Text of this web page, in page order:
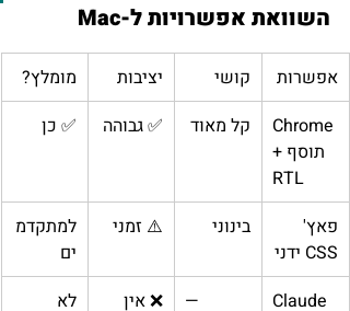
השוואת אפשרויות ל-Mac
אפשרות קושי יציבות
מומלץ?
Chrome
+ תוסף
RTL
קל מאוד ✅ גבוהה ✅ כן
פאץ'
CSS ידני
בינוני ⚠️ זמני
למתקדמ
ים
Claude
— ❌ אין לא